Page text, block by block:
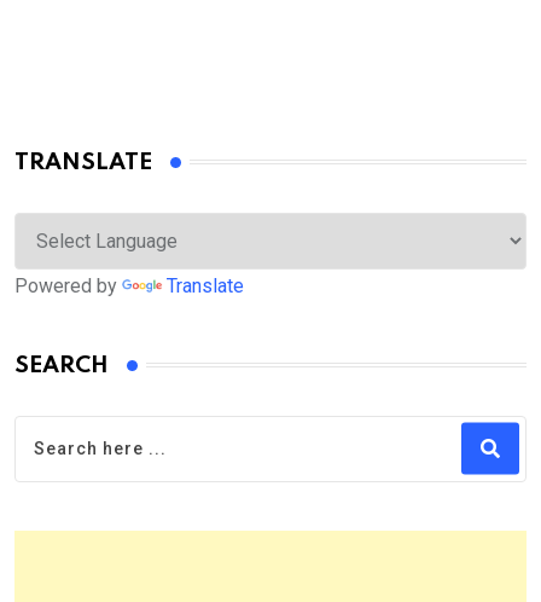
TRANSLATE
Powered by Translate
SEARCH